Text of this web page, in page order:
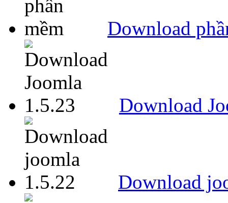
Download
Download
Download